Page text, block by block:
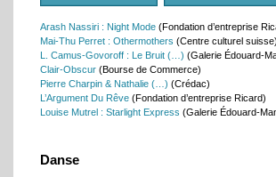
Arash Nassiri : Night Mode (Fondation d’entreprise
Mai-Thu Perret : Othermothers (Centre culturel suisse)
L. Camus-Govoroff : Le Bruit (…) (Galerie Édouard-
Clair-Obscur (Bourse de Commerce)
Pierre Charpin & Nathalie (…) (Crédac)
L’Argument Du Rêve (Fondation d’entreprise Ricard)
Louise Mutrel : Starlight Express (Galerie Édouard-
Danse